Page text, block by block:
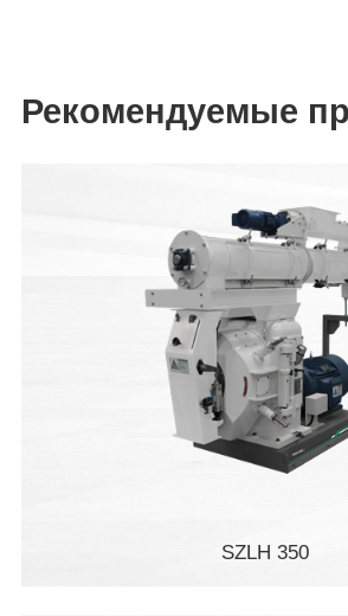
Рекомендуемые
SZLH 350